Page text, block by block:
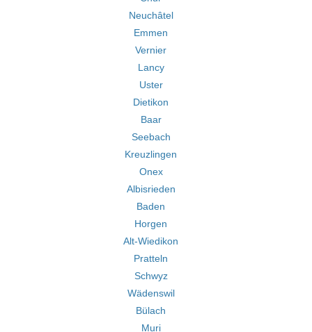
Neuchâtel
Emmen
Vernier
Lancy
Uster
Dietikon
Baar
Seebach
Kreuzlingen
Onex
Albisrieden
Baden
Horgen
Alt-Wiedikon
Pratteln
Schwyz
Wädenswil
Bülach
Muri